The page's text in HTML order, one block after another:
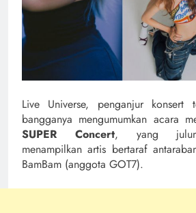
Live Universe, penganjur konsert
bangganya mengumumkan acara
SUPER Concert, yang
menampilkan artis bertaraf
BamBam (anggota GOT7).